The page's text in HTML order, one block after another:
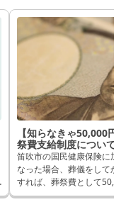
【知らなきゃ50,000
祭費支給制度について
笛吹市の国民健康保険に
なった場合、葬儀をして
すれば、葬祭費として
できます。 逆に申請しな